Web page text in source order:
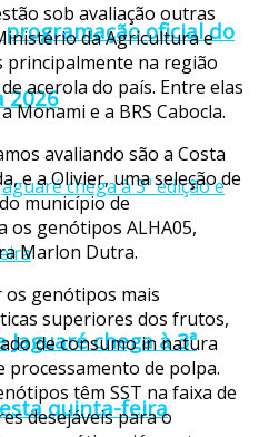
oficial do
2026
chega à 3ª
quinta-feira
sob avaliação outras
da Agricultura e
principalmente na região
acerola do país. Entre elas
Monami e a BRS Cabocla.
avaliando são a Costa
e a Olivier, uma seleção de
município de
os genótipos ALHA05,
Marlon Dutra.
os genótipos mais
superiores dos frutos,
de consumo in natura
de polpa.
têm SST na faixa de
desejáveis para o